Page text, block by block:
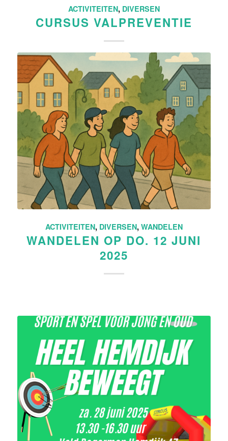
ACTIVITEITEN, DIVERSEN
CURSUS VALPREVENTIE
ACTIVITEITEN, DIVERSEN, WANDELEN
WANDELEN OP DO. 12 JUNI
2025